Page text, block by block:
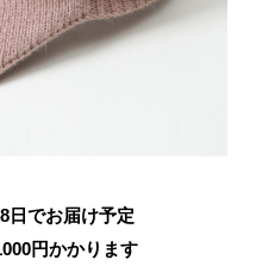
日でお届け予定
円かかります